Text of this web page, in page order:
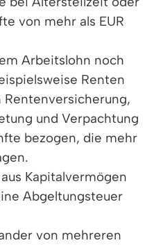
von mehr als EUR
Arbeitslohn noch
Renten
Rentenversicherung,
und Verpachtung
bezogen, die mehr
Kapitalvermögen
Abgeltungsteuer
von mehreren